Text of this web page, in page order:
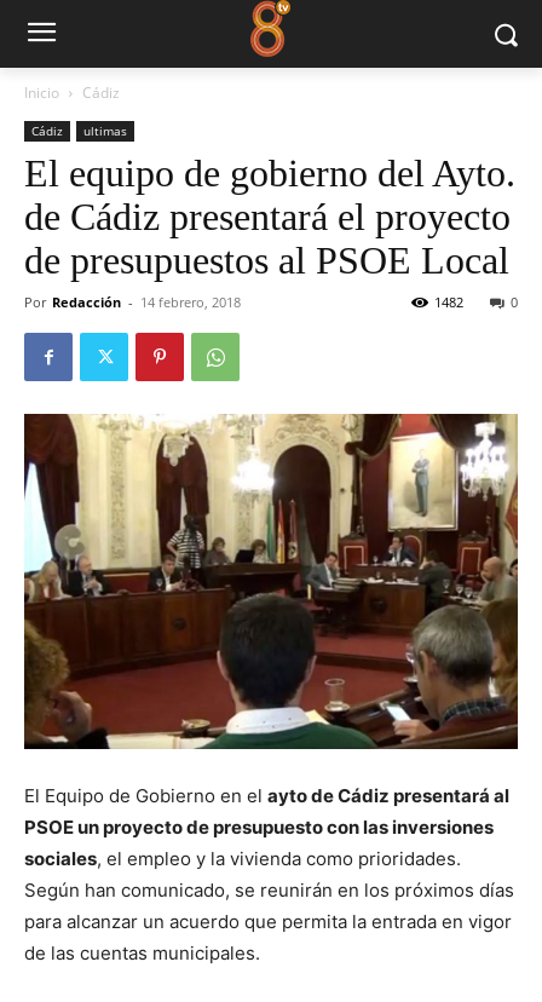
Inicio Cádiz
Cádiz ultimas
El equipo de gobierno del Ayto.
de Cádiz presentará el proyecto
de presupuestos al PSOE Local
Por Redacción - 14 febrero, 2018 0
1482
El Equipo de Gobierno en el ayto de Cádiz presentará al
PSOE un proyecto de presupuesto con las inversiones
sociales, el empleo y la vivienda como prioridades.
Según han comunicado, se reunirán en los próximos días
para alcanzar un acuerdo que permita la entrada en vigor
de las cuentas municipales.